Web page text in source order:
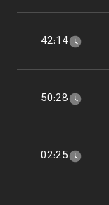
42:14
50:28
02:25